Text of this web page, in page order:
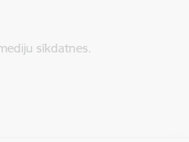
sīkdatnes.